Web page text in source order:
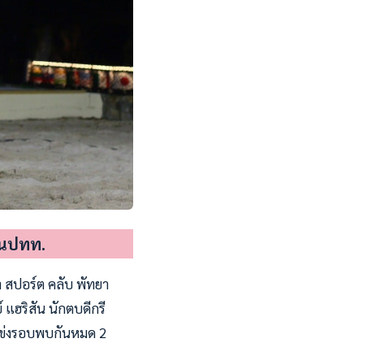
ปทท.
สปอร์ต คลับ พัทยา
แฮริสัน นักตบดีกรี
งรอบพบกันหมด 2